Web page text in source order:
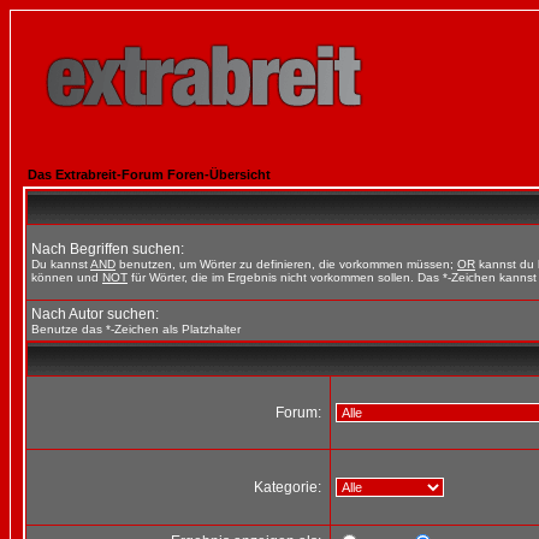
Das Extrabreit-Forum Foren-Übersicht
Nach Begriffen suchen:
Du kannstAND benutzen, um Wörter zu definieren, die vorkommen müssen; OR kannst du
können und NOT für Wörter, die im Ergebnis nicht vorkommen sollen. Das *-Zeichen
Nach Autor suchen:
Benutze das *-Zeichen als Platzhalter
Forum:
Kategorie: